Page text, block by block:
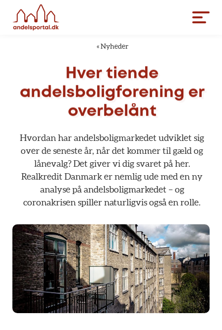
« Nyheder
Hver tiende
andelsboligforening er
overbelånt
Hvordan har andelsboligmarkedet udviklet sig
over de seneste år, når det kommer til gæld og
lånevalg? Det giver vi dig svaret på her.
Realkredit Danmark er nemlig ude med en ny
analyse på andelsboligmarkedet – og
coronakrisen spiller naturligvis også en rolle.